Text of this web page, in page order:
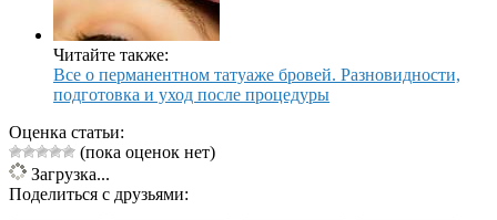
Читайте также:
Все о перманентном татуаже бровей. Разновидности,
подготовка и уход после процедуры
Оценка статьи:
(пока оценок нет)
Загрузка...
Поделиться с друзьями: